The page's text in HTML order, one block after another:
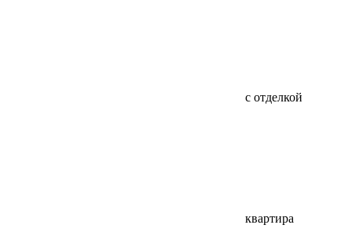
с отделкой
квартира